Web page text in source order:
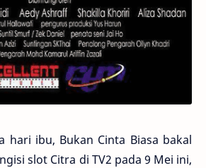
hari ibu, Bukan Cinta Biasa bakal
slot Citra di TV2 pada 9 Mei ini,